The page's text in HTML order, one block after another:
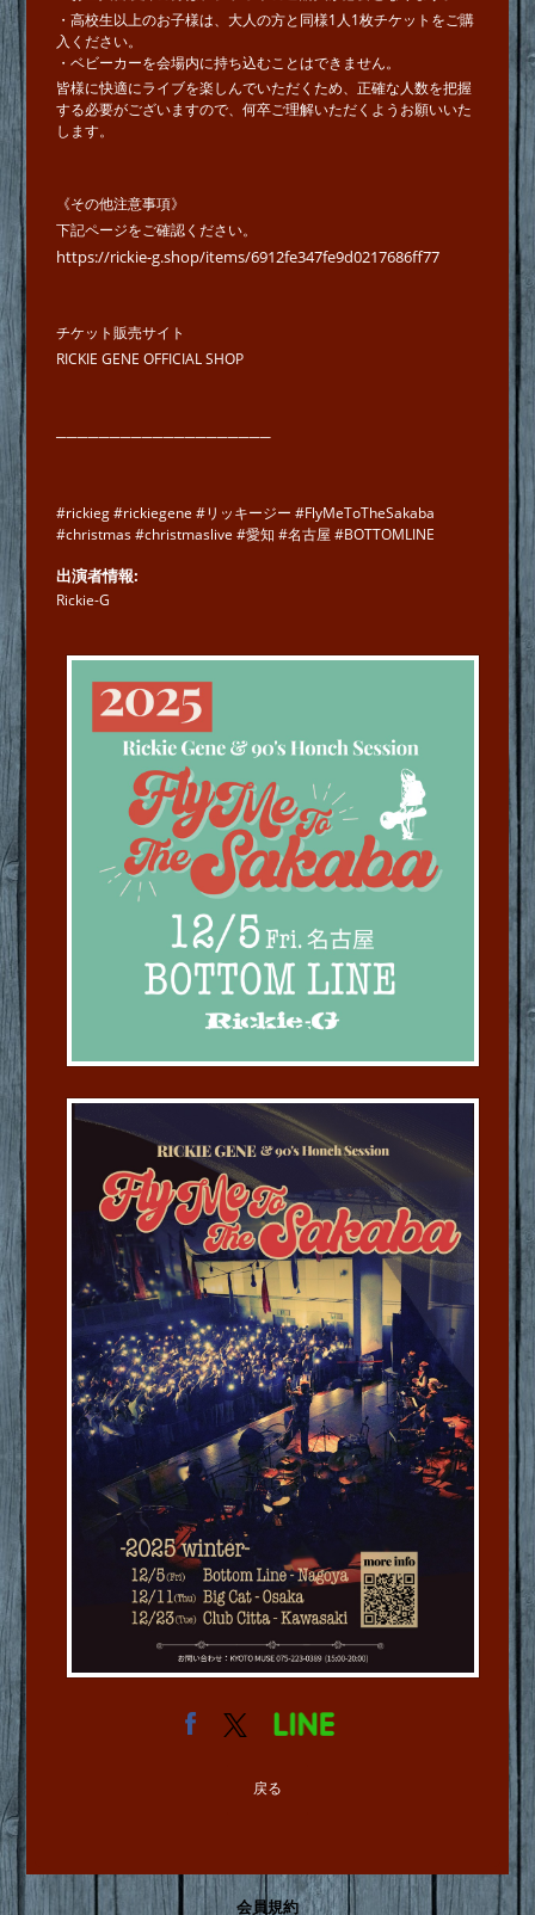
・高校生以上のお子様は、大人の方と同様1人1枚チケットをご購
入ください。
・ベビーカーを会場内に持ち込むことはできません。
皆様に快適にライブを楽しんでいただくため、正確な人数を把握
する必要がございますので、何卒ご理解いただくようお願いいた
します。
《その他注意事項》
下記ページをご確認ください。
https://rickie-g.shop/items/6912fe347fe9d0217686ff77
チケット販売サイト
RICKIE GENE OFFICIAL SHOP
────────────────────
#rickieg #rickiegene #リッキージー #FlyMeToTheSakaba
#christmas #christmaslive #愛知 #名古屋 #BOTTOMLINE
出演者情報
Rickie-G
戻る
会員規約